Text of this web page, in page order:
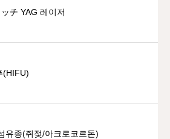
チ YAG 레이저
(HIFU)
유종(쥐젖/아크로코르돈)